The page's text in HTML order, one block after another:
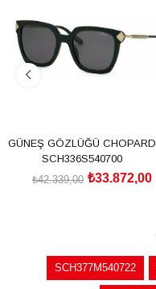
GÜNEŞ GÖZLÜĞÜ CHOPARD
SCH336S540700
₺33.872,00
₺42.339,00
SCH377M540722